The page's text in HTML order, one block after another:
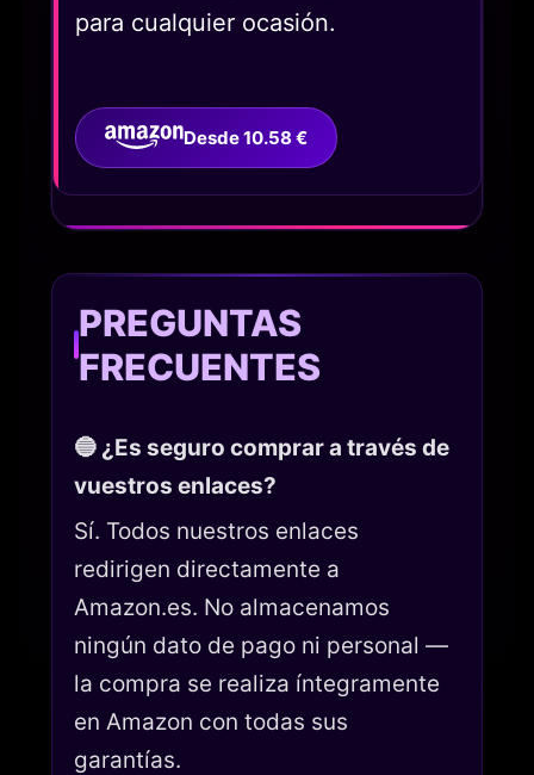
para cualquier ocasión.
Desde 10.58 €
PREGUNTAS
FRECUENTES
🔵 ¿Es seguro comprar a través de
vuestros enlaces?
Sí. Todos nuestros enlaces
redirigen directamente a
Amazon.es. No almacenamos
ningún dato de pago ni personal —
la compra se realiza íntegramente
en Amazon con todas sus
garantías.